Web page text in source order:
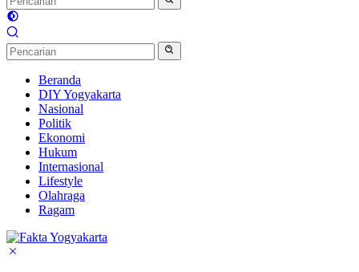
Beranda
DIY Yogyakarta
Nasional
Politik
Ekonomi
Hukum
Internasional
Lifestyle
Olahraga
Ragam